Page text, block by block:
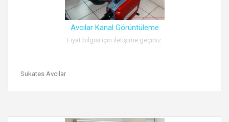
Avcılar Kanal Görüntüleme
Fiyat bilgisi için iletişime geçiniz.
Sukates Avcılar